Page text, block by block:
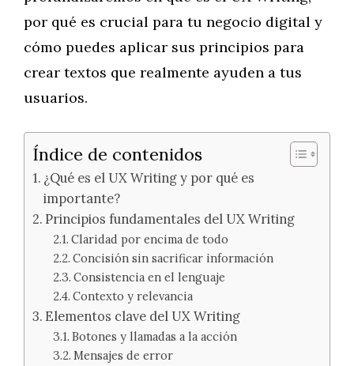
por qué es crucial para tu negocio digital y
cómo puedes aplicar sus principios para
crear textos que realmente ayuden a tus
usuarios.
Índice de contenidos
¿Qué es el UX Writing y por qué es
importante?
Principios fundamentales del UX Writing
Claridad por encima de todo
Concisión sin sacrificar información
Consistencia en el lenguaje
Contexto y relevancia
Elementos clave del UX Writing
Botones y llamadas a la acción
Mensajes de error